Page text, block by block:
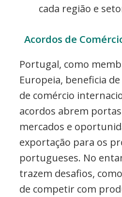
cada região e
Acordos de
Portugal, como
Europeia, beneficia
de comércio
acordos abrem
mercados e
exportação para os
portugueses. No
trazem desafios,
de competir com